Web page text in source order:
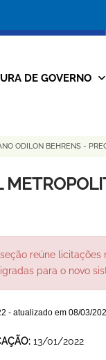
da
DE GOVERNO
ODILON BEHRENS -
reúne licitações
para o novo
- atualizado em 08/03/
13/01/2022